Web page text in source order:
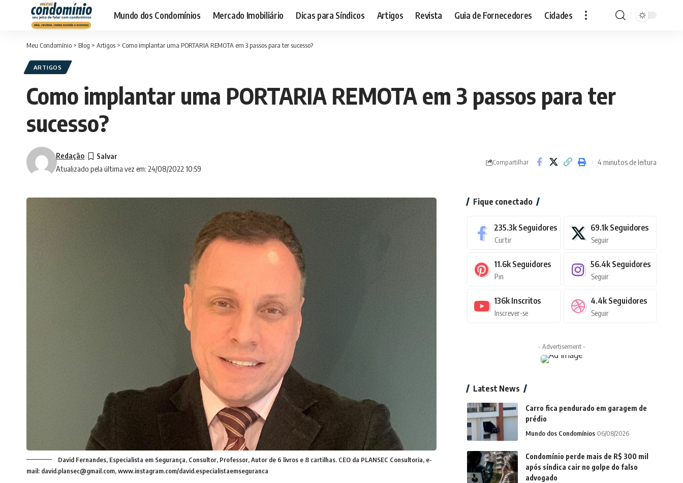
Mundo dos Condomínios Mercado Imobiliário Dicas para Síndicos Artigos Revista Guia de Fornecedores Cidades
Meu Condomínio > Blog > Artigos > Como implantar uma PORTARIA REMOTA em 3 passos para ter sucesso?
ARTIGOS
Como implantar uma PORTARIA REMOTA em 3 passos para ter
sucesso?
Atualizado pela última vez em: 24/08/2022 10:59
Redação
Compartilhar 4 minutos de leitura
David Fernandes, Especialista em Segurança, Consultor, Professor, Autor de 6 livros e 8 cartilhas. CEO da PLANSEC Consultoria, e-
mail: david.plansec@gmail.com, www.instagram.com/david.especialistaemseguranca
Fique conectado
235.3k Seguidores
Curtir
69.1k Seguidores
Seguir
11.6k Seguidores
Pin
56.4k Seguidores
Seguir
136k Inscritos
Inscrever-se
4.4k Seguidores
Seguir
- Advertisement -
Latest News
Carro fica pendurado em garagem de
prédio
Mundo dos Condomínios 06/08/2026
Condomínio perde mais de R$ 300 mil
após síndica cair no golpe do falso
advogado